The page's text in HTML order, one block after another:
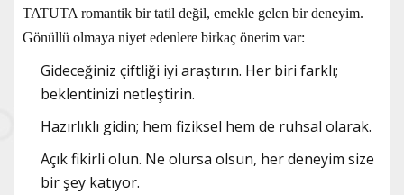
TATUTA romantik bir tatil değil, emekle gelen bir deneyim.
Gönüllü olmaya niyet edenlere birkaç önerim var:
Gideceğiniz çiftliği iyi araştırın. Her biri farklı;
beklentinizi netleştirin.
Hazırlıklı gidin; hem fiziksel hem de ruhsal olarak.
Açık fikirli olun. Ne olursa olsun, her deneyim size
bir şey katıyor.